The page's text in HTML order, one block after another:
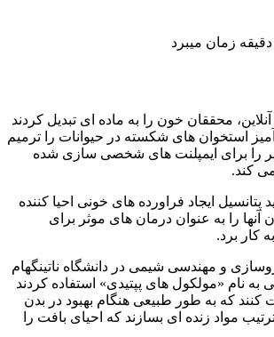
محققان خون را به ماده ای تبدیل کردند
استخوان های شکسته در حیوانات را ترمیم
را برای ایمپلنت های شخصی سازی شده
پتانسیل ایجاد فراورده های خونی احیا کننده
آنها را به عنوان درمان های موثر برای
کار برد.
و مهندسی شیمی در دانشگاه ناتینگهام
نام «مولکول های پپتیدی» استفاده کردند
کنند که به طور طبیعی هنگام بهبود در بدن
مواد زنده ای بسازند که احیای بافت را